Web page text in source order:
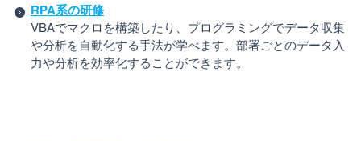
RPA系の研修
VBAでマクロを構築したり、プログラミングでデータ収集
や分析を自動化する手法が学べます。部署ごとのデータ入
力や分析を効率化することができます。